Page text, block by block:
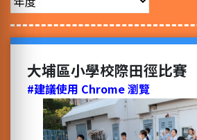
大埔區小學校際田徑比賽
#建議使用 Chrome 瀏覽